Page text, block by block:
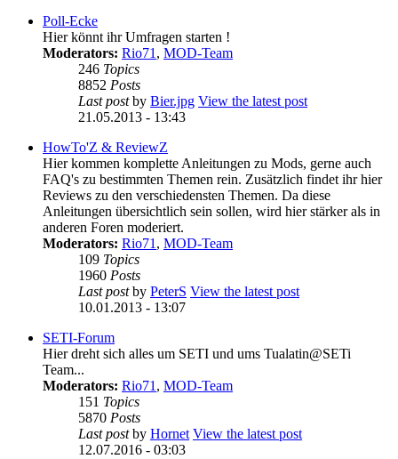
Poll-Ecke
Hier könnt ihr Umfragen starten !
Moderators: Rio71, MOD-Team
246 Topics
8852 Posts
Last postby Bier.jpg View the latest post
21.05.2013 - 13:43
HowTo'Z & ReviewZ
Hier kommen komplette Anleitungen zu Mods, gerne auch
FAQ's zu bestimmten Themen rein. Zusätzlich findet ihr hier
Reviews zu den verschiedensten Themen. Da diese
Anleitungen übersichtlich sein sollen, wird hier stärker als in
anderen Foren moderiert.
Moderators: Rio71, MOD-Team
109 Topics
1960 Posts
Last postby PeterS View the latest post
10.01.2013 - 13:07
SETI-Forum
Hier dreht sich alles um SETI und ums Tualatin@SETi
Team...
Moderators: Rio71, MOD-Team
151 Topics
5870 Posts
Last postby Hornet View the latest post
12.07.2016 - 03:03